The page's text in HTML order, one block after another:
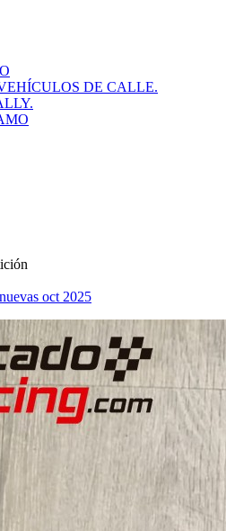
DE CALLE.
oct 2025